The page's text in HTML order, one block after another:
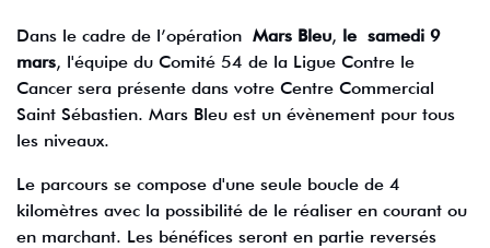
Dans le cadre de l’opération Mars Bleu, le samedi 9
mars, l'équipe du Comité 54 de la Ligue Contre le
Cancer sera présente dans votre Centre Commercial
Saint Sébastien. Mars Bleu est un évènement pour tous
les niveaux.
Le parcours se compose d'une seule boucle de 4
kilomètres avec la possibilité de le réaliser en courant ou
en marchant. Les bénéfices seront en partie reversés